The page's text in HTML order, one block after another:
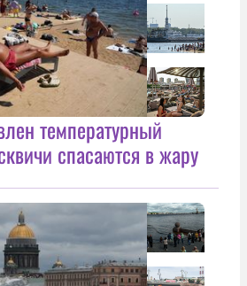
температурный
спасаются в жару